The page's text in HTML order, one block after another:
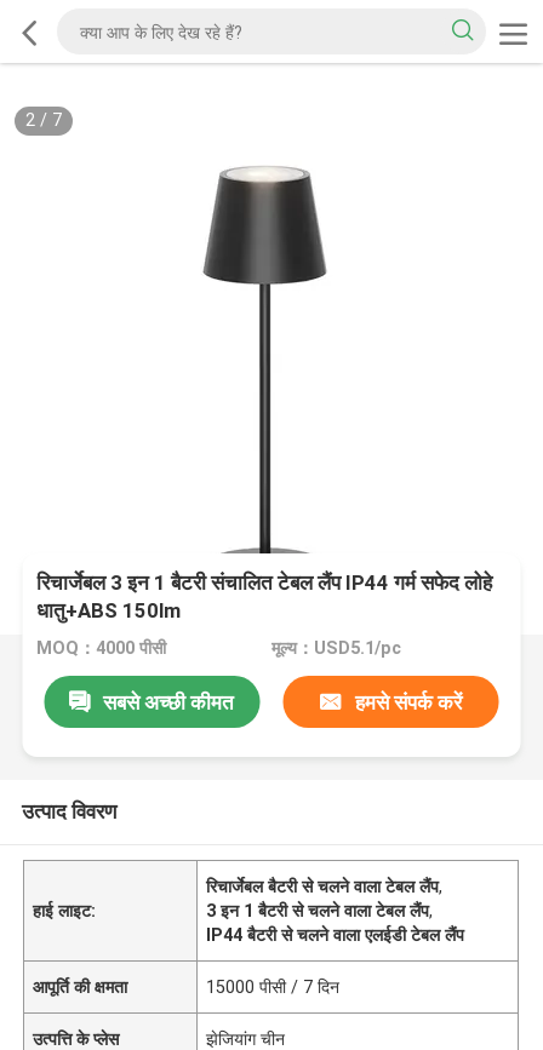
2/ 7
रिचार्जेबल 3 इन 1 बैटरी संचालित टेबल लैंप IP44 गर्म सफेद लोहे
धातु+ABS 150lm
MOQ：4000 पीसी मूल्य：USD5.1/pc
सबसे अच्छी कीमत हमसे संपर्क करें
उत्पाद विवरण
हाई लाइट:
रिचार्जेबल बैटरी से चलने वाला टेबल लैंप,
3 इन 1 बैटरी से चलने वाला टेबल लैंप,
IP44 बैटरी से चलने वाला एलईडी टेबल लैंप
आपूर्ति की क्षमता 15000 पीसी / 7 दिन
उत्पत्ति के प्लेस झेजियांग चीन